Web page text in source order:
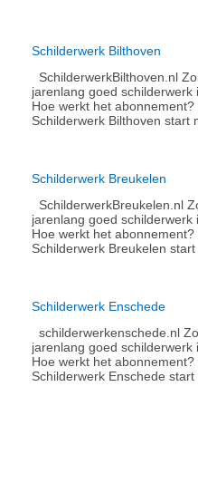
Schilderwerk Bilthoven
SchilderwerkBilthoven.nl
jarenlang goed
Hoe werkt het
Schilderwerk Bilthoven start
Schilderwerk Breukelen
SchilderwerkBreukelen.nl
jarenlang goed
Hoe werkt het
Schilderwerk Breukelen
Schilderwerk Enschede
schilderwerkenschede.nl
jarenlang goed
Hoe werkt het
Schilderwerk Enschede start